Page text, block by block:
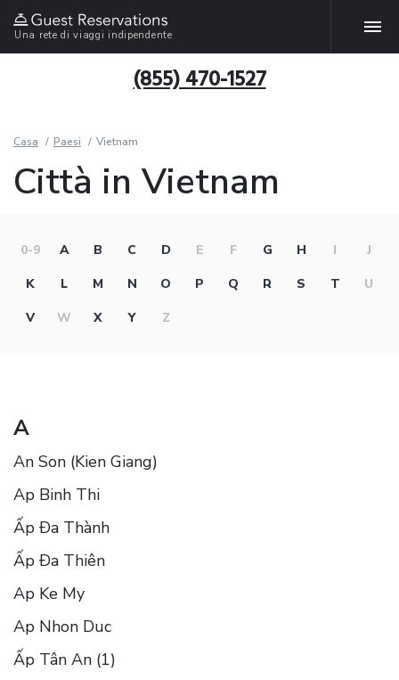
Una rete di viaggi indipendente
(855) 470-1527
Casa Paesi Vietnam
Città in Vietnam
0-9 A B C D E F G H I
J
K
L M N O P Q R S T
U
V
W X Y Z
A
An Son (Kien Giang)
Ap Binh Thi
Ấp Ða Thành
Ấp Ða Thiên
Ap Ke My
Ap Nhon Duc
Ấp Tân An (1)